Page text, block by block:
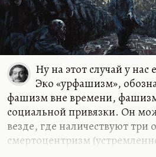
Ну на этот случай у
Эко «урфашизм»,
фашизм вне времени,
социальной привязки. Он
везде, где наличествуют три
смертоцентризм